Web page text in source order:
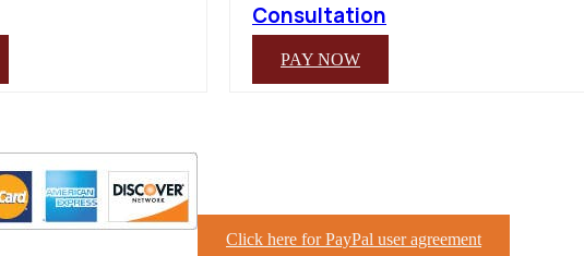
Consultation
PAY NOW
Click here for PayPal user agreement